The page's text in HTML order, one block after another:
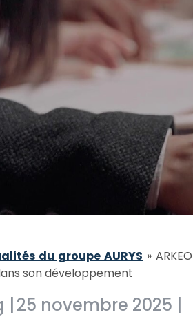
du groupe AURYS »
son développement
|25 novembre 2025 |